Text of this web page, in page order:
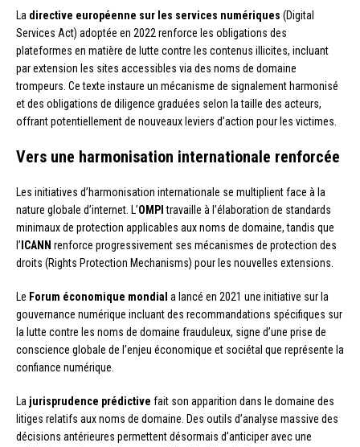
La directive européenne sur les services numériques (Digital
Services Act) adoptée en 2022 renforce les obligations des
plateformes en matière de lutte contre les contenus illicites, incluant
par extension les sites accessibles via des noms de domaine
trompeurs. Ce texte instaure un mécanisme de signalement harmonisé
et des obligations de diligence graduées selon la taille des acteurs,
offrant potentiellement de nouveaux leviers d’action pour les victimes.
Vers une harmonisation internationale renforcée
Les initiatives d’harmonisation internationale se multiplient face à la
nature globale d’internet. L’OMPI travaille à l’élaboration de standards
minimaux de protection applicables aux noms de domaine, tandis que
l’ ICANN renforce progressivement ses mécanismes de protection des
droits (Rights Protection Mechanisms) pour les nouvelles extensions.
Le Forum économique mondial a lancé en 2021 une initiative sur la
gouvernance numérique incluant des recommandations spécifiques sur
la lutte contre les noms de domaine frauduleux, signe d’une prise de
conscience globale de l’enjeu économique et sociétal que représente la
confiance numérique.
La jurisprudence prédictive fait son apparition dans le domaine des
litiges relatifs aux noms de domaine. Des outils d’analyse massive des
décisions antérieures permettent désormais d’anticiper avec une